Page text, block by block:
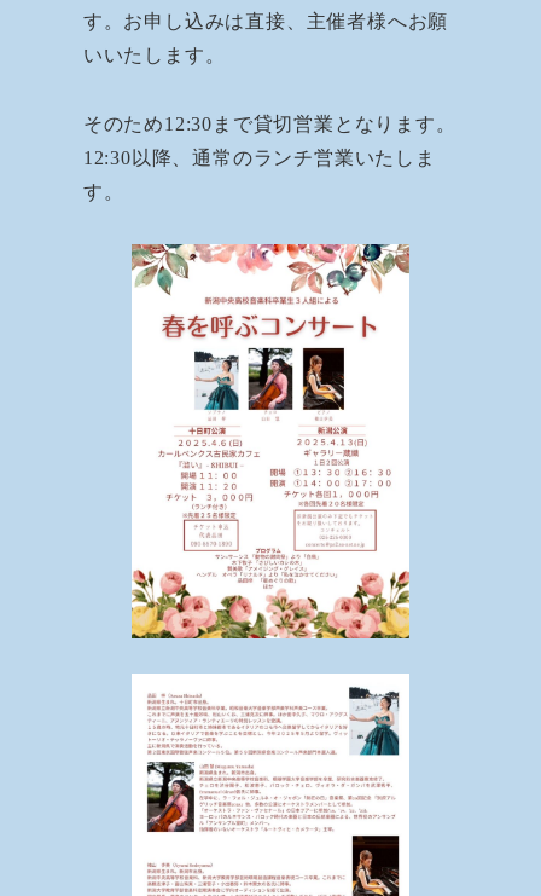
す。お申し込みは直接、主催者様へお願
いいたします。
そのため12:30まで貸切営業となります。
12:30以降、通常のランチ営業いたしま
す。